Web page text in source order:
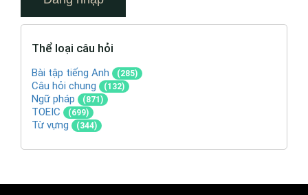
Thể loại câu hỏi
Bài tập tiếng Anh (285)
Câu hỏi chung (132)
Ngữ pháp (871)
TOEIC (699)
Từ vựng (344)